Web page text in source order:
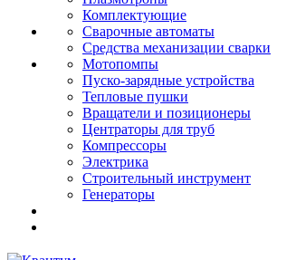
Комплектующие
Сварочные автоматы
Средства механизации сварки
Мотопомпы
Пуско-зарядные устройства
Тепловые пушки
Вращатели и позиционеры
Центраторы для труб
Компрессоры
Электрика
Строительный инструмент
Генераторы